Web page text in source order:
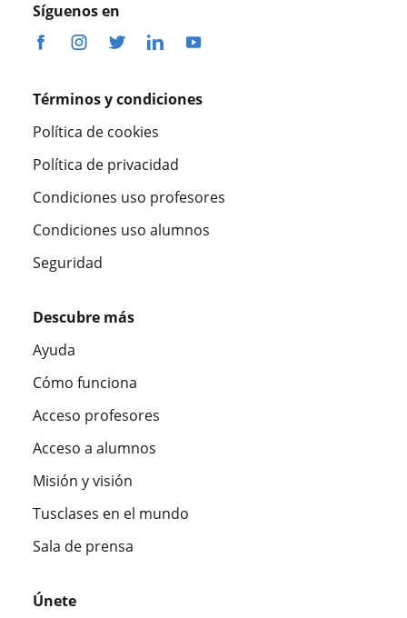
Síguenos en
Términos y condiciones
Política de cookies
Política de privacidad
Condiciones uso profesores
Condiciones uso alumnos
Seguridad
Descubre más
Ayuda
Cómo funciona
Acceso profesores
Acceso a alumnos
Misión y visión
Tusclases en el mundo
Sala de prensa
Únete